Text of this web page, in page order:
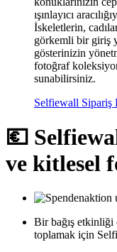
ışınlayıcı
İskeletlerin,
görkemli bir giriş
gösterinizin
fotoğraf
sunabilirsiniz.
Selfiewall Sipariş
💶
ve kitlesel
Bir bağış
toplamak için